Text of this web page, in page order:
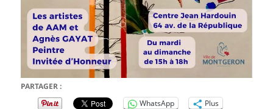
PARTAGER :
WhatsApp
Plus